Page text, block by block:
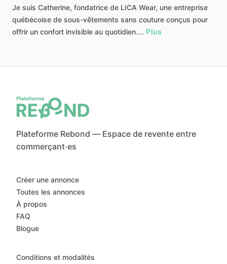
Je suis Catherine, fondatrice de LICA Wear, une entreprise
québécoise de sous-vêtements sans couture conçus pour
offrir un confort invisible au quotidien.… Plus
Plateforme Rebond — Espace de revente entre
commerçant·es
Créer une annonce
Toutes les annonces
À propos
FAQ
Blogue
Conditions et modalités